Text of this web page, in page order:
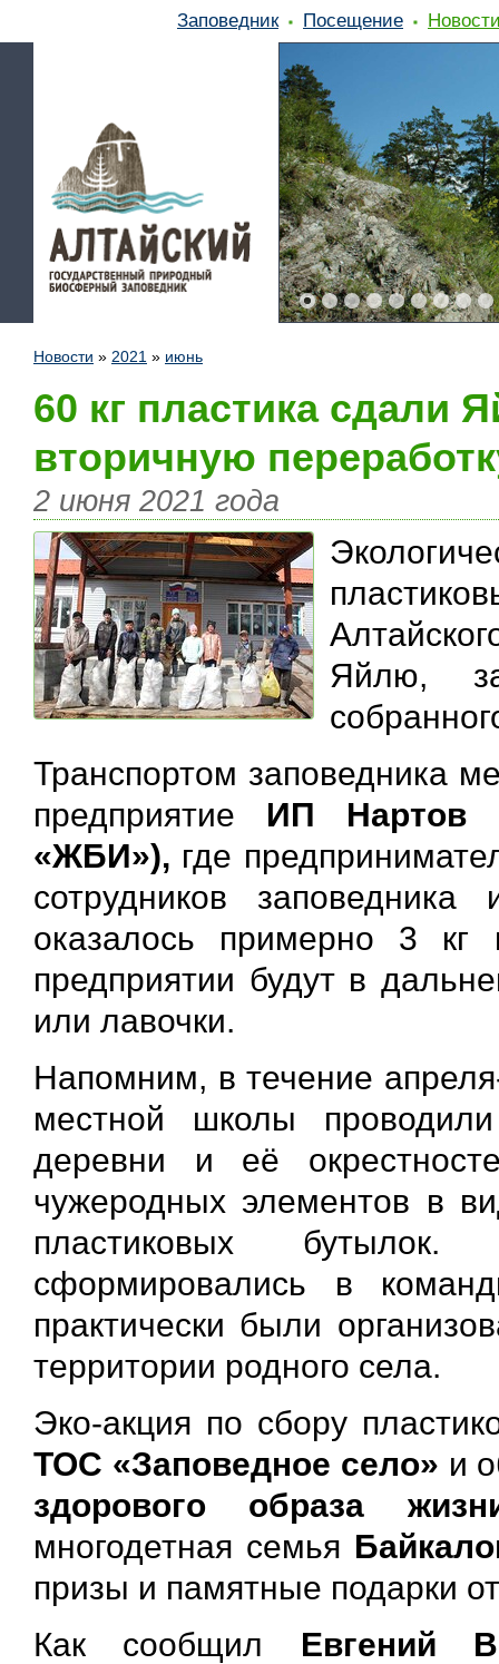
Заповедник Посещение
Новости » 2021 » июнь
60 кг пластика сдали
вторичную
2 июня 2021 года
Яйлю,
Транспортом заповедника
предприятие ИП Нартов
«ЖБИ»), где
сотрудников
оказалось примерно 3 кг
предприятии будут в
или лавочки.
Напомним, в течение
местной школы
деревни и её
чужеродных элементов в
пластиковых
сформировались в
практически были
территории родного села.
Эко-акция по сбору
ТОС «Заповедное село» и
здорового образа
многодетная семья
призы и памятные подарки
Как сообщил Евгений